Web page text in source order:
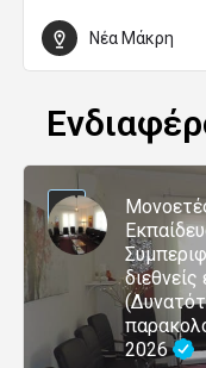
Νέα Μάκρη
2026